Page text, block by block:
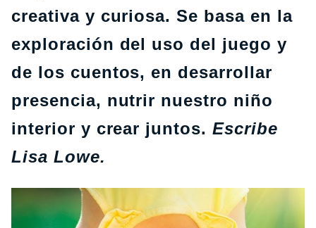
creativa y curiosa. Se basa en la
exploración del uso del juego y
de los cuentos, en desarrollar
presencia, nutrir nuestro niño
interior y crear juntos.Escribe
Lisa Lowe.